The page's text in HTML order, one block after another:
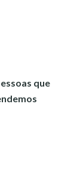
que